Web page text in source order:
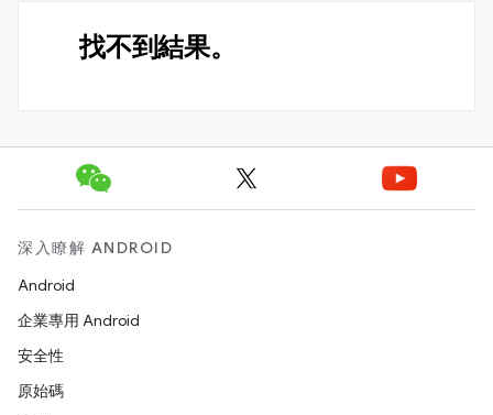
找不到結果。
深入瞭解 ANDROID
Android
企業專用 Android
安全性
原始碼